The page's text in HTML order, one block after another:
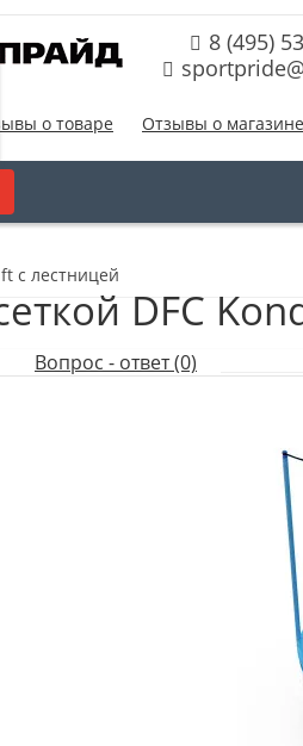
8 (495)
о товаре Отзывы о магазине
с лестницей
DFC
Вопрос - ответ (0)